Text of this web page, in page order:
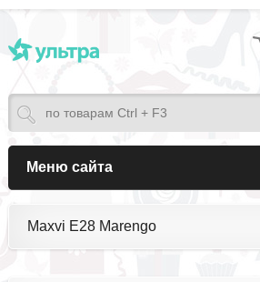
Меню сайта
Maxvi E28 Marengo